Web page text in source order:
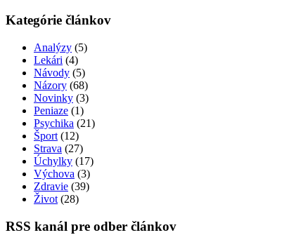
Kategórie článkov
Analýzy (5)
Lekári (4)
Návody (5)
Názory (68)
Novinky (3)
Peniaze (1)
Psychika (21)
Šport (12)
Strava (27)
Úchylky (17)
Výchova (3)
Zdravie (39)
Život (28)
RSS kanál pre odber článkov